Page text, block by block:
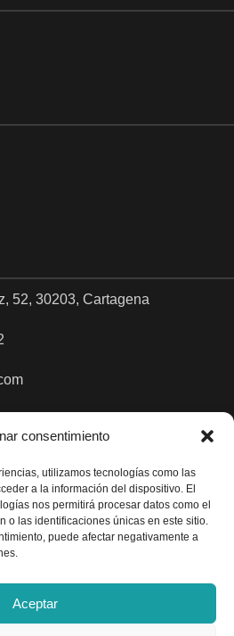
consentimiento
utilizamos tecnologías como las
a la información del dispositivo. El
nos permitirá procesar datos como el
o las identificaciones únicas en este sitio.
puede afectar negativamente a
Aceptar
52, 30203, Cartagena